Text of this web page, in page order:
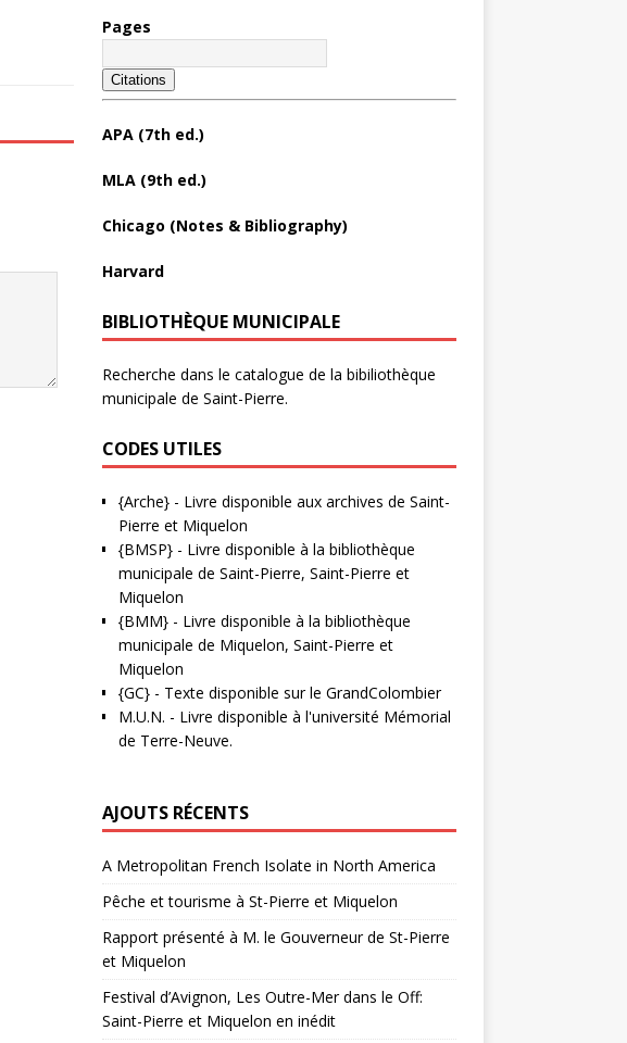
Pages
Citations
APA (7th ed.)
MLA (9th ed.)
Chicago (Notes & Bibliography)
Harvard
BIBLIOTHÈQUE MUNICIPALE
Recherche dans le catalogue de la bibiliothèque
municipale de Saint-Pierre.
CODES UTILES
{Arche}- Livre disponible aux archives de Saint-
Pierre et Miquelon
{BMSP}- Livre disponible à la bibliothèque
municipale de Saint-Pierre, Saint-Pierre et
Miquelon
{BMM}- Livre disponible à la bibliothèque
municipale de Miquelon, Saint-Pierre et
Miquelon
{GC}- Texte disponible sur le GrandColombier
M.U.N. - Livre disponible à l'université Mémorial
de Terre-Neuve.
AJOUTS RÉCENTS
A Metropolitan French Isolate in North America
Pêche et tourisme à St-Pierre et Miquelon
Rapport présenté à M. le Gouverneur de St-Pierre
et Miquelon
Festival d’Avignon, Les Outre-Mer dans le Off:
Saint-Pierre et Miquelon en inédit